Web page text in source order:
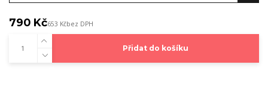
790 Kč653 Kčbez DPH
Přidat do košíku